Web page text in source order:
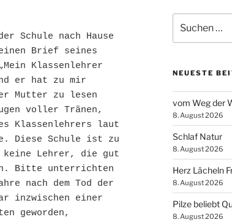
Schule nach Hause
Brief seines
Klassenlehrer
er hat zu mir
Mutter zu lesen
voller Tränen,
Klassenlehrers laut
Diese Schule ist zu
Lehrer, die gut
Bitte unterrichten
nach dem Tod der
inzwischen einer
geworden,
nach:
NEUESTE
vom Weg der
8. August 2026
Schlaf Natur
8. August 2026
Herz Lächeln
8. August 2026
Pilze beliebt
8. August 2026